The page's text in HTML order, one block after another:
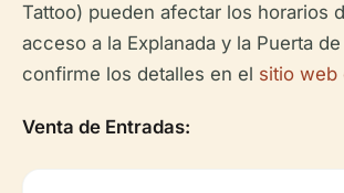
Tattoo) pueden afectar los horarios
acceso a la Explanada y la Puerta de
confirme los detalles en el sitio web
Venta de Entradas: